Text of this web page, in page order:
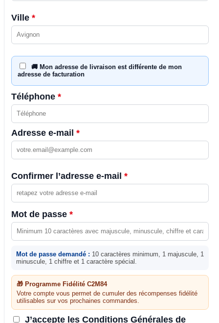
Ville *
🚚 Mon adresse de livraison est différente de mon
adresse de facturation
Téléphone *
Adresse e-mail *
Confirmer l’adresse e-mail *
Mot de passe *
Mot de passe demandé : 10 caractères minimum, 1 majuscule, 1
minuscule, 1 chiffre et 1 caractère spécial.
🎁 Programme Fidélité C2M84
Votre compte vous permet de cumuler des récompenses fidélité
utilisables sur vos prochaines commandes.
J’accepte les Conditions Générales de